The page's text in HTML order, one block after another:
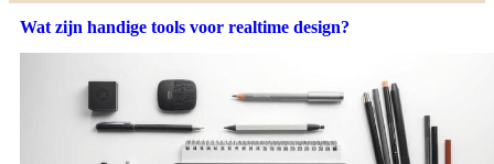
Wat zijn handige tools voor realtime design?